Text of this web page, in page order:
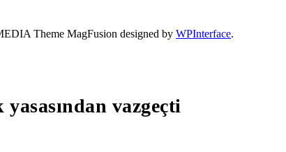
Theme MagFusion designed by WPInterface.
vazgeçti